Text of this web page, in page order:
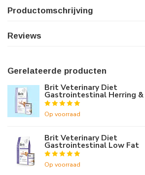
Productomschrijving
Reviews
Gerelateerde producten
Brit Veterinary Diet
Gastrointestinal Herring &
Op voorraad
Brit Veterinary Diet
Gastrointestinal Low Fat
Op voorraad